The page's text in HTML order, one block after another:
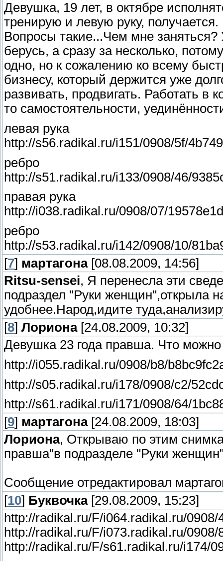
Девушка, 19 лет, в октябре
тренирую и левую руку, получается.
Вопросы такие...Чем мне заняться?
берусь, а сразу за несколько,
одно, но к сожалению ко всему
бизнесу, который держится уже
развивать, продвигать. Работать в
то самостоятельности,
левая рука
http://s56.radikal.ru/i151/0908/5f/
ребро
http://s51.radikal.ru/i133/0908/46/
правая рука
http://i038.radikal.ru/0908/07/
ребро
http://s53.radikal.ru/i142/0908/10/
[7] мартагона[08.08.2009, 14:56]
Ritsu-sensei, Я перенесла эти
подраздел "Руки женщин",открыла
удобнее.Народ,идите
[8] Лориона[24.08.2009, 10:32]
Девушка 23 года правша. Что можно
http://i055.radikal.ru/0908/b8/
http://s05.radikal.ru/i178/0908/c2/
http://s61.radikal.ru/i171/0908/64/
[9] мартагона[24.08.2009, 18:03]
Лориона, Открываю по этим
правша"в подразделе "Руки
Сообщение отредактировал
[10] Буквочка[29.08.2009, 15:23]
http://radikal.ru/F/i064.radikal.ru/
http://radikal.ru/F/i073.radikal.ru/
http://radikal.ru/F/s61.radikal.ru/i174/